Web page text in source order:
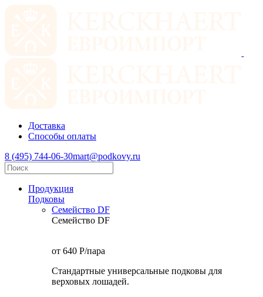
Доставка
Способы оплаты
8 (495) 744-06-30mart@podkovy.ru
Продукция
Подковы
Семейство DF
Семейство DF
от 640 P/пара
Стандартные универсальные подковы для
верховых лошадей.